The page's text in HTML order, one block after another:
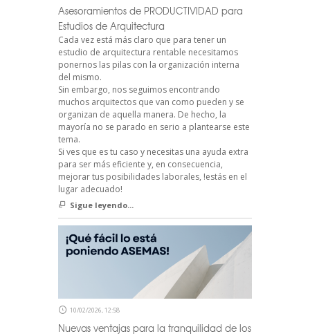
Asesoramientos de PRODUCTIVIDAD para
Estudios de Arquitectura
Cada vez está más claro que para tener un
estudio de arquitectura rentable necesitamos
ponernos las pilas con la organización interna
del mismo.
Sin embargo, nos seguimos encontrando
muchos arquitectos que van como pueden y se
organizan de aquella manera. De hecho, la
mayoría no se parado en serio a plantearse este
tema.
Si ves que es tu caso y necesitas una ayuda extra
para ser más eficiente y, en consecuencia,
mejorar tus posibilidades laborales, !estás en el
lugar adecuado!
Sigue leyendo...
10/02/2026, 12:58
Nuevas ventajas para la tranquilidad de los